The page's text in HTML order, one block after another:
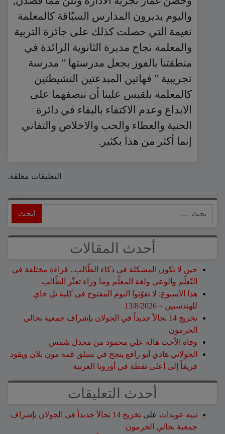
واليوم يديرون المدارس السبّاقة كالمعلمة
نعيمة التي حصلت كذلك على جائزة التربية
والمعلمة نجاح مديرة الثانوية الرائدة في
منطقتنا بالفوز بجعل مدرستها ” مدرسة
تجريبية ” فهاتين المبدعتين النشيطتين
كالمعلمة بلقيس علينا أن ننصفهما على
الابداع وعدم الاكتفاء بالبقاء في دائرة
الحنية والعطاء والحب والاخلاص والتفاني
إنما أكثر من هذا بكثير.
التعليقات مغلقة.
أحدث المقالات
حين لا تكون المشكلة في ذكاء الطّالب.. قراءة مختلفة في
التّعلّم والوعي ولغة المعلّم وما وراء تعثّر الطّالب
هذا الأسبوع: لا تفوّتوا اليوم المفتوح في كلية تل حاي
للهندسيين – 13/8/2026
تخريج 14 نحالاً جديداً في الجولان بإشراف جمعية نحالي
الحرمون
وفاة الأخت هالة علي محمود من مجدل شمس
الجولاني هادي أبو رافع ينجح في تسلق قمة مون بلان ويقود
فريقاً إلى أعلى نقطة في أوروبا الغربية
أحدث التعليقات
نبيه عويدات على
تخريج 14 نحالاً جديداً في الجولان بإشراف
جمعية نحالي الحرمون